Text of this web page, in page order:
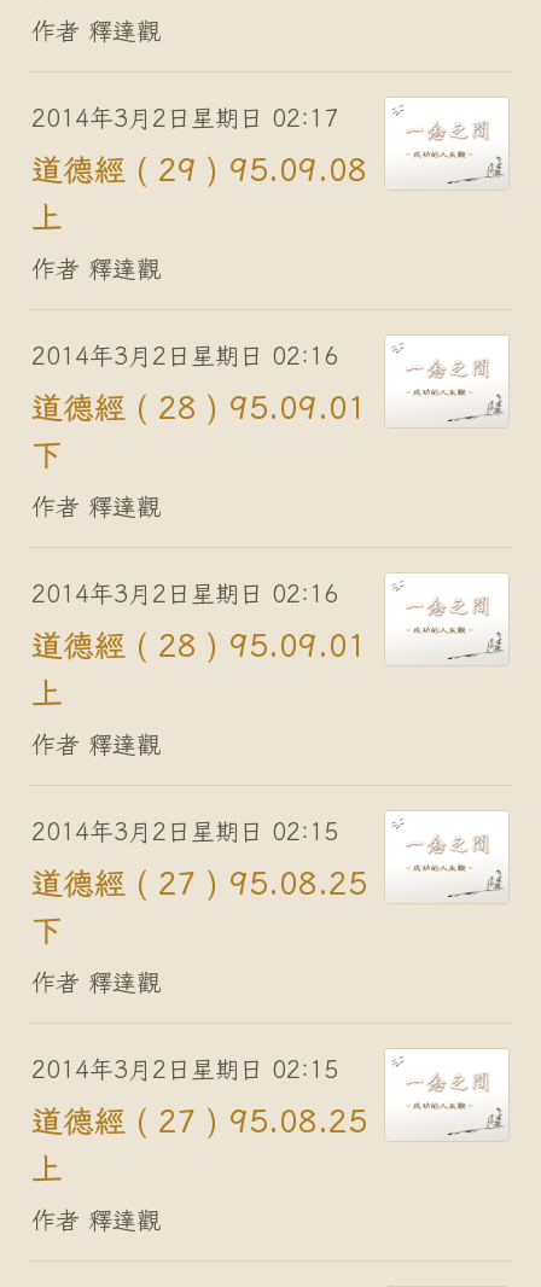
作者 釋達觀
2014年3月2日星期日 02:17
道德經 ( 29 ) 95.09.08
上
作者 釋達觀
2014年3月2日星期日 02:16
道德經 ( 28 ) 95.09.01
下
作者 釋達觀
2014年3月2日星期日 02:16
道德經 ( 28 ) 95.09.01
上
作者 釋達觀
2014年3月2日星期日 02:15
道德經 ( 27 ) 95.08.25
下
作者 釋達觀
2014年3月2日星期日 02:15
道德經 ( 27 ) 95.08.25
上
作者 釋達觀